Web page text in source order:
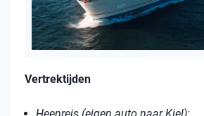
Vertrektijden
Heenreis (eigen auto naar Kiel):